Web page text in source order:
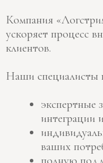
Компания
ускоряет процесс
клиентов.
Наши специалисты
экспертные
интеграции
ваших